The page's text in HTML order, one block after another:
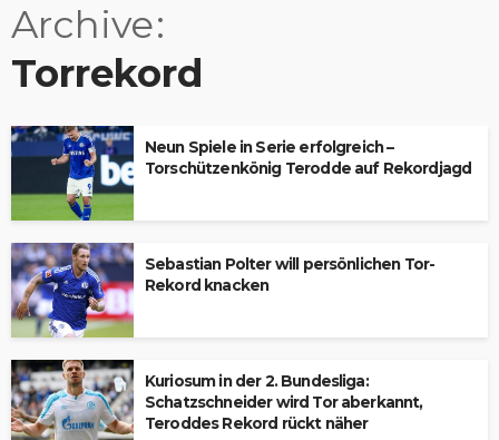
Archive
Torrekord
Neun Spiele in Serie erfolgreich –
Torschützenkönig Terodde auf Rekordjagd
Sebastian Polter will persönlichen Tor-
Rekord knacken
Kuriosum in der 2. Bundesliga:
Schatzschneider wird Tor aberkannt,
Teroddes Rekord rückt näher